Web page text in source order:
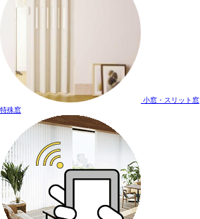
小窓・スリット窓
特殊窓